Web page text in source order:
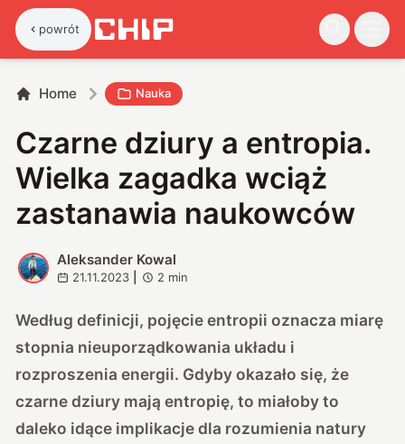
powrót
Home Nauka
Czarne dziury a entropia.
Wielka zagadka wciąż
zastanawia naukowców
A
Aleksander Kowal
21.11.2023 2 min
Według definicji, pojęcie entropii oznacza miarę
stopnia nieuporządkowania układu i
rozproszenia energii. Gdyby okazało się, że
czarne dziury mają entropię, to miałoby to
daleko idące implikacje dla rozumienia natury